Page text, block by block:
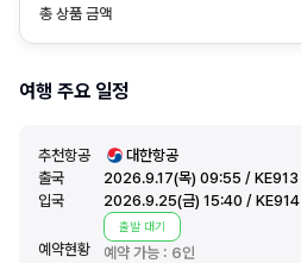
여행 주요 일정
추천항공
대한항공
출국
2026.9.17(목) 09:55 / KE913
입국
2026.9.25(금) 15:40 / KE914
예약현황 예약 가능 : 6인
출발 대기
총 상품 금액